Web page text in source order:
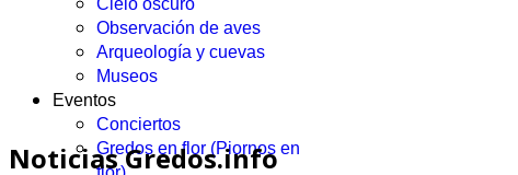
Cielo oscuro
Observación de aves
Arqueología y cuevas
Museos
Eventos
Conciertos
Gredos en flor (Piornos en
Noticias Gredos.info